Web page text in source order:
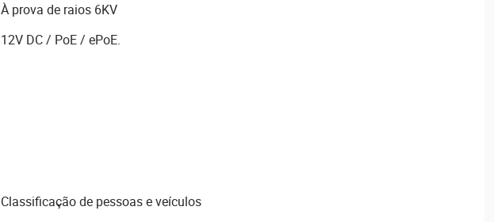
À prova de raios 6KV
12V DC / PoE / ePoE.
Classificação de pessoas e veículos